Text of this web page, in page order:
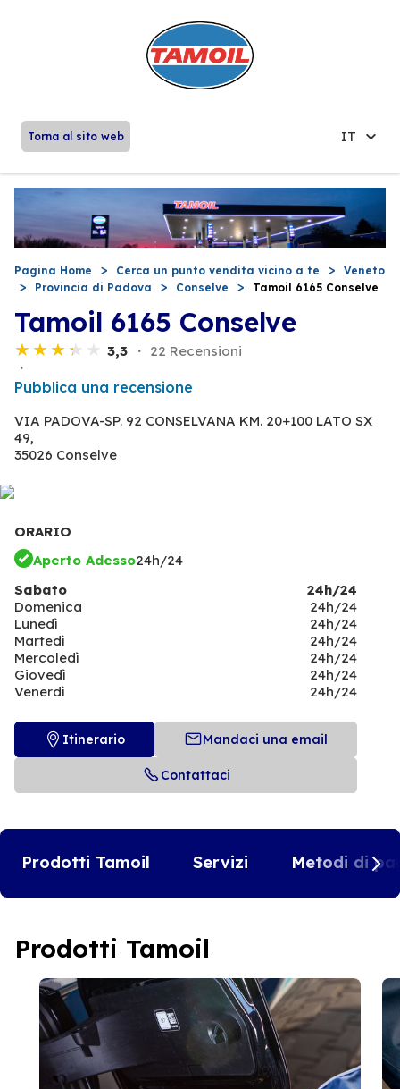
Torna al sito web IT
Pagina Home Cerca un punto vendita vicino a te
Veneto
Provincia di Padova
Conselve Tamoil 6165 Conselve
Tamoil 6165 Conselve
3,3 22 Recensioni
Pubblica una recensione
VIA PADOVA-SP. 92 CONSELVANA KM. 20+100 LATO SX
49,
35026 Conselve
ORARIO
Aperto Adesso24h/24
Sabato
24h/24
Domenica
24h/24
Lunedì
24h/24
Martedì
24h/24
Mercoledì
24h/24
Giovedì
24h/24
Venerdì
24h/24
Itinerario Mandaci una email
Contattaci
Prodotti Tamoil Servizi Metodi di
Prodotti Tamoil